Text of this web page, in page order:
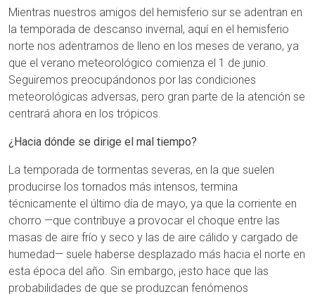
Mientras nuestros amigos del hemisferio sur se adentran en
la temporada de descanso invernal, aquí en el hemisferio
norte nos adentramos de lleno en los meses de verano, ya
que el verano meteorológico comienza el 1 de junio.
Seguiremos preocupándonos por las condiciones
meteorológicas adversas, pero gran parte de la atención se
centrará ahora en los trópicos.
¿Hacia dónde se dirige el mal tiempo?
La temporada de tormentas severas, en la que suelen
producirse los tornados más intensos, termina
técnicamente el último día de mayo, ya que la corriente en
chorro —que contribuye a provocar el choque entre las
masas de aire frío y seco y las de aire cálido y cargado de
humedad— suele haberse desplazado más hacia el norte en
esta época del año. Sin embargo, ¡esto hace que las
probabilidades de que se produzcan fenómenos